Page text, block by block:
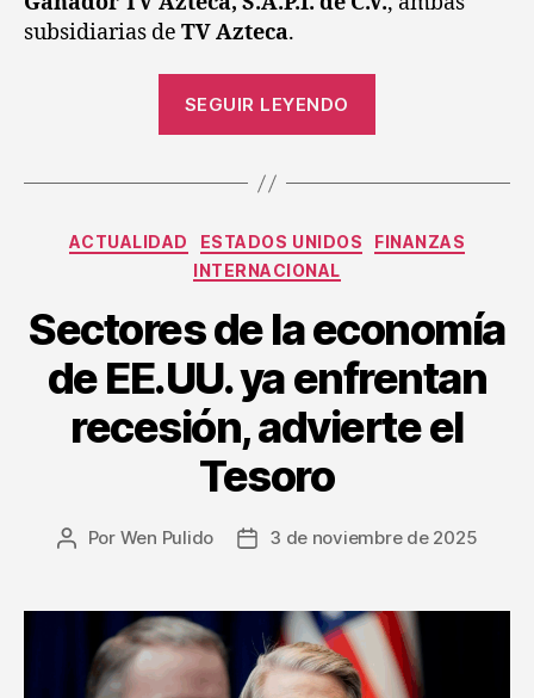
subsidiarias de TV Azteca.
SEGUIR LEYENDO
ACTUALIDAD ESTADOS UNIDOS
FINANZAS
INTERNACIONAL
Sectores de la economía
de EE.UU. ya enfrentan
recesión, advierte el
Tesoro
Por Wen Pulido 3 de noviembre de 2025